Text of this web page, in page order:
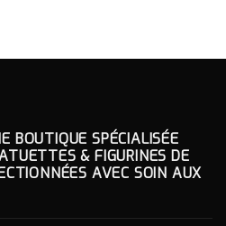
BOUTIQUE SPÉCIALISÉE
& FIGURINES DE
AVEC SOIN AUX